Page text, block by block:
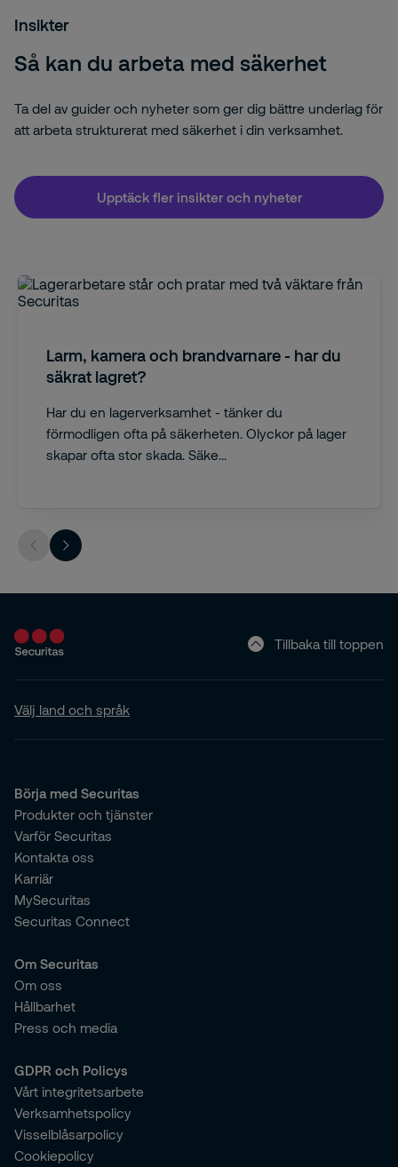
Insikter
Så kan du arbeta med säkerhet
Ta del av guider och nyheter som ger dig bättre underlag för
att arbeta strukturerat med säkerhet i din verksamhet.
Upptäck fler insikter och nyheter
Larm, kamera och brandvarnare - har du
säkrat lagret?
Har du en lagerverksamhet - tänker du
förmodligen ofta på säkerheten. Olyckor på lager
skapar ofta stor skada. Säke...
Tillbaka till toppen
Välj land och språk
Börja med Securitas
Produkter och tjänster
Varför Securitas
Kontakta oss
Karriär
MySecuritas
Securitas Connect
Om Securitas
Om oss
Hållbarhet
Press och media
GDPR och Policys
Vårt integritetsarbete
Verksamhetspolicy
Visselblåsarpolicy
Cookiepolicy